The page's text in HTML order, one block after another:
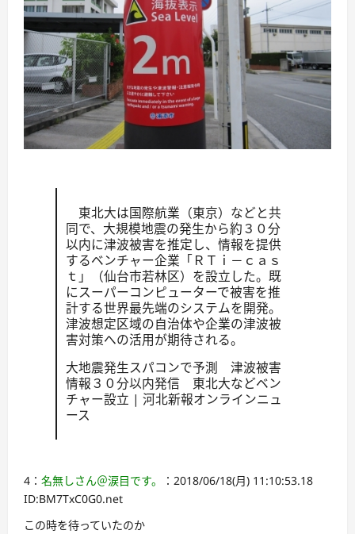
東北大は国際航業（東京）などと共
同で、大規模地震の発生から約３０分
以内に津波被害を推定し、情報を提供
するベンチャー企業「ＲＴｉ－ｃａｓ
ｔ」（仙台市若林区）を設立した。既
にスーパーコンピューターで被害を推
計する世界最先端のシステムを開発。
津波想定区域の自治体や企業の津波被
害対策への活用が期待される。
大地震発生スパコンで予測 津波被害
情報３０分以内発信 東北大などベン
チャー設立 | 河北新報オンラインニュ
ース
4： 名無しさん＠涙目です。
：2018/06/18(月) 11:10:53.18
ID:BM7TxC0G0.net
この時を待っていたのか